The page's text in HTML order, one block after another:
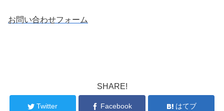
お問い合わせフォーム
SHARE!
Twitter Facebook はてブ